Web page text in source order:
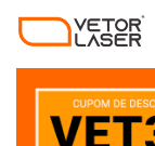
para
conteúdo